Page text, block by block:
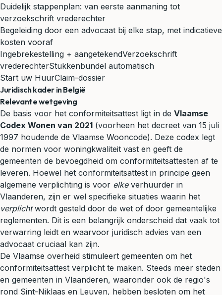
Duidelijk stappenplan: van eerste aanmaning tot
verzoekschrift vrederechter
Begeleiding door een advocaat bij elke stap, met indicatieve
kosten vooraf
Ingebrekestelling + aangetekendVerzoekschrift
vrederechterStukkenbundel automatisch
Start uw HuurClaim-dossier
Juridisch kader in België
Relevante wetgeving
De basis voor het conformiteitsattest ligt in de Vlaamse
Codex Wonen van 2021 (voorheen het decreet van 15 juli
1997 houdende de Vlaamse Wooncode). Deze codex legt
de normen voor woningkwaliteit vast en geeft de
gemeenten de bevoegdheid om conformiteitsattesten af te
leveren. Hoewel het conformiteitsattest in principe geen
algemene verplichting is voor elkeverhuurder in
Vlaanderen, zijn er wel specifieke situaties waarin het
verplichtwordt gesteld door de wet of door gemeentelijke
reglementen. Dit is een belangrijk onderscheid dat vaak tot
verwarring leidt en waarvoor juridisch advies van een
advocaat cruciaal kan zijn.
De Vlaamse overheid stimuleert gemeenten om het
conformiteitsattest verplicht te maken. Steeds meer steden
en gemeenten in Vlaanderen, waaronder ook de regio's
rond Sint-Niklaas en Leuven, hebben besloten om het